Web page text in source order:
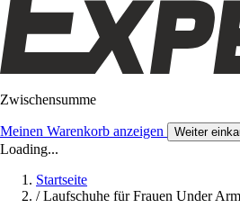
Zwischensumme
Meinen Warenkorb anzeigen Weiter
Loading...
Startseite
/ Laufschuhe für Frauen Under